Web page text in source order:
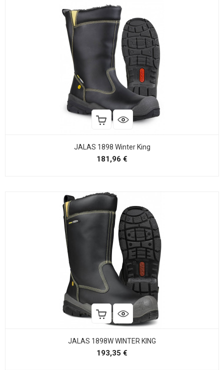
JALAS 1898 Winter King
181,96 €
JALAS 1898W WINTER KING
193,35 €